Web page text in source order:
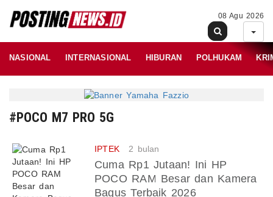
08 Agu 2026
NASIONAL INTERNASIONAL HIBURAN POLHUKAM
#POCO M7 PRO 5G
IPTEK 2 bulan
Cuma Rp1 Jutaan! Ini HP
POCO RAM Besar dan Kamera
Bagus Terbaik 2026